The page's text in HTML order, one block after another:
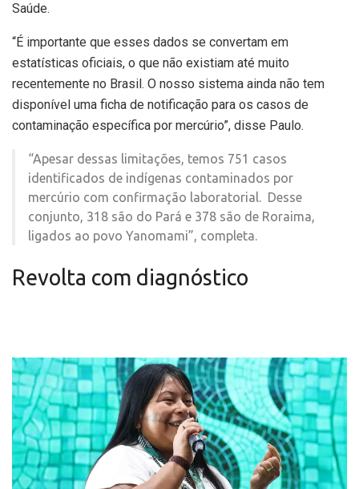
Saúde.
“É importante que esses dados se convertam em
estatísticas oficiais, o que não existiam até muito
recentemente no Brasil. O nosso sistema ainda não tem
disponível uma ficha de notificação para os casos de
contaminação específica por mercúrio”, disse Paulo.
“Apesar dessas limitações, temos 751 casos
identificados de indígenas contaminados por
mercúrio com confirmação laboratorial. Desse
conjunto, 318 são do Pará e 378 são de Roraima,
ligados ao povo Yanomami”, completa.
Revolta com diagnóstico